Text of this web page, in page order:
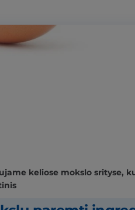
keliose mokslo srityse,